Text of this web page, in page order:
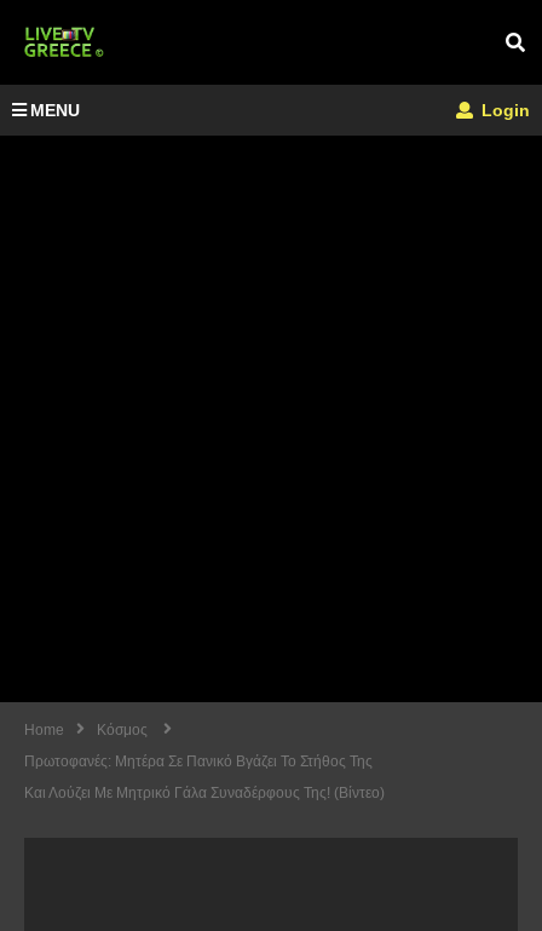
MENU Login
Home
Κόσμος
Πρωτοφανές: Μητέρα Σε Πανικό Βγάζει Το Στήθος Της
Και Λούζει Με Μητρικό Γάλα Συναδέρφους Της! (Βίντεο)